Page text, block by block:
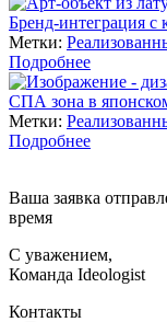
Бренд-интеграция с
Метки:
Подробнее
СПА зона в
Метки:
Подробнее
Ваша заявка
время
С уважением,
Команда Ideologist
Контакты